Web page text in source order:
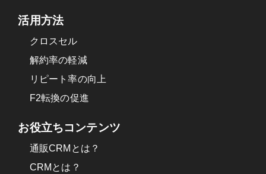
活用方法
クロスセル
解約率の軽減
リピート率の向上
F2転換の促進
お役立ちコンテンツ
通販CRMとは？
CRMとは？